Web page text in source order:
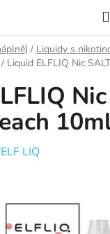
/ Liquidy s
/ Liquid ELFLIQ Nic
LIQ